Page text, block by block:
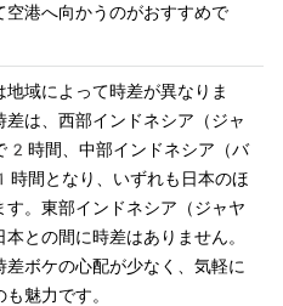
空港へ向かうのがおすすめで
地域によって時差が異なりま
差は、西部インドネシア（ジャ
2時間、中部インドネシア（バ
間となり、いずれも日本のほ
す。東部インドネシア（ジャヤ
との間に時差はありません。
差ボケの心配が少なく、気軽に
魅力です。